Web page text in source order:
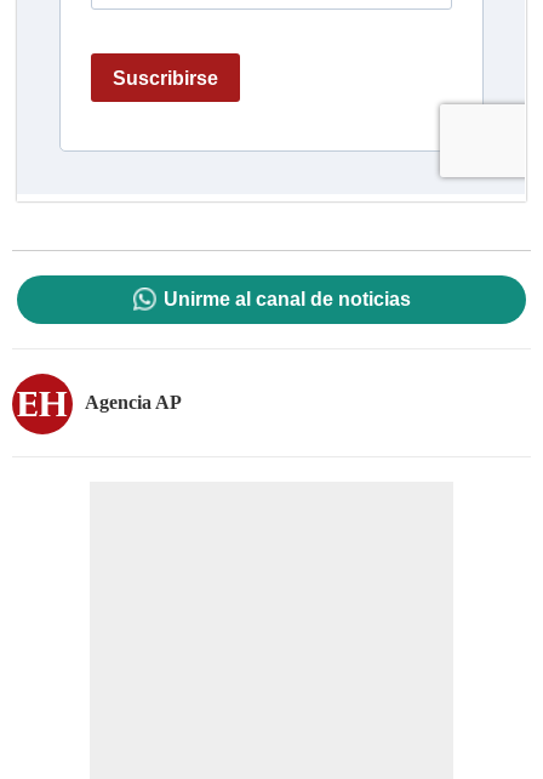
Unirme al canal de noticias
Agencia AP